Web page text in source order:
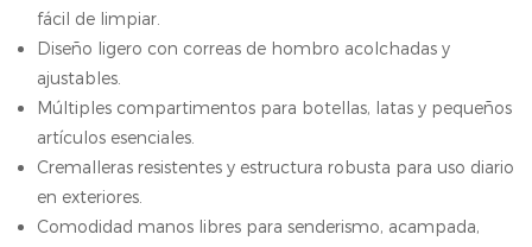
fácil de limpiar.
Diseño ligero con correas de hombro acolchadas y
ajustables.
Múltiples compartimentos para botellas, latas y pequeños
artículos esenciales.
Cremalleras resistentes y estructura robusta para uso diario
en exteriores.
Comodidad manos libres para senderismo, acampada,